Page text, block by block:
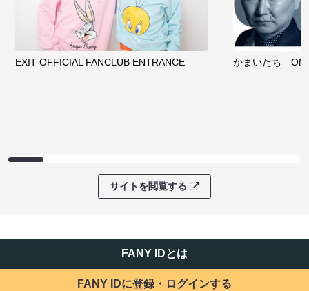
EXIT OFFICIAL FANCLUB ENTRANCE かまいたち
サイトを閲覧する
FANY IDとは
FANY IDに登録・ログインする